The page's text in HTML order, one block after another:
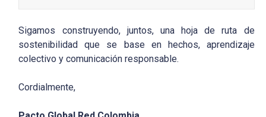
Sigamos construyendo, juntos, una hoja de ruta de
sostenibilidad que se base en hechos, aprendizaje
colectivo y comunicación responsable.
Cordialmente,